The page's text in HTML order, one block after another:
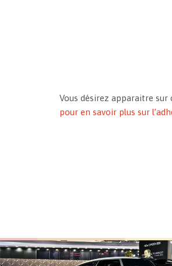
Vous désirez apparaitre
pour en savoir plus sur